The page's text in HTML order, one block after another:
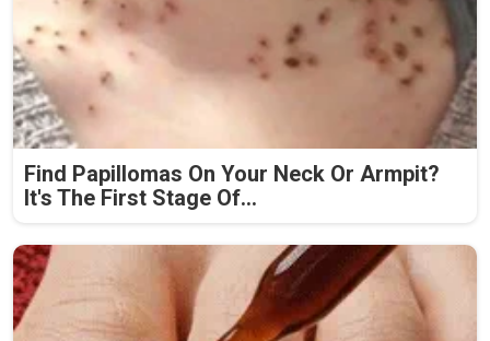
Find Papillomas On Your Neck Or Armpit?
It's The First Stage Of...